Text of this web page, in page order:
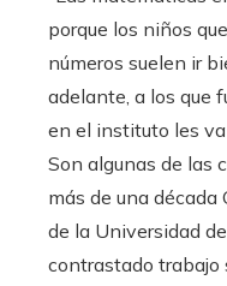
porque los niños
números suelen ir
adelante, a los que
en el instituto les va
Son algunas de las
más de una década
de la Universidad
contrastado trabajo